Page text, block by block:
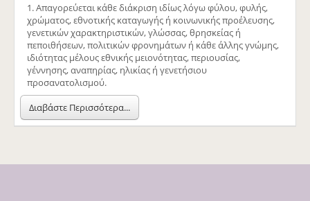
1. Απαγορεύεται κάθε διάκριση ιδίως λόγω φύλου, φυλής,
χρώματος, εθνοτικής καταγωγής ή κοινωνικής προέλευσης,
γενετικών χαρακτηριστικών, γλώσσας, θρησκείας ή
πεποιθήσεων, πολιτικών φρονημάτων ή κάθε άλλης γνώμης,
ιδιότητας μέλους εθνικής μειονότητας, περιουσίας,
γέννησης, αναπηρίας, ηλικίας ή γενετήσιου
προσανατολισμού.
Διαβάστε Περισσότερα...